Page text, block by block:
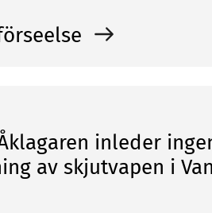
inleder
av skjutvapen i